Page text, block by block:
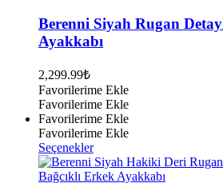
fazla
varyasyonu
var.
sayfasından
seçilebilir
Berenni Siyah Rugan
Ayakkabı
2,299.99₺
Favorilerime Ekle
Favorilerime Ekle
Favorilerime Ekle
Favorilerime Ekle
SeçeneklerBu
ürünün
birden